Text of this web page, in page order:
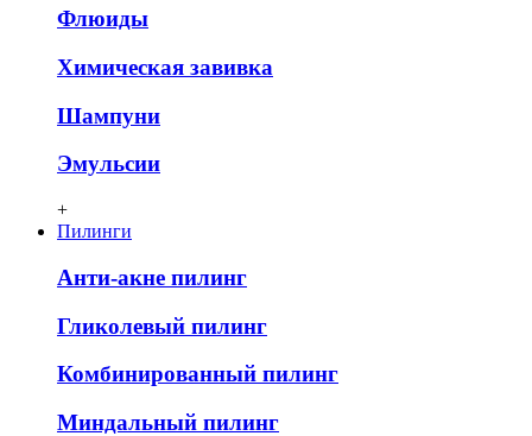
Флюиды
Химическая завивка
Шампуни
Эмульсии
+
Пилинги
Анти-акне пилинг
Гликолевый пилинг
Комбинированный пилинг
Миндальный пилинг